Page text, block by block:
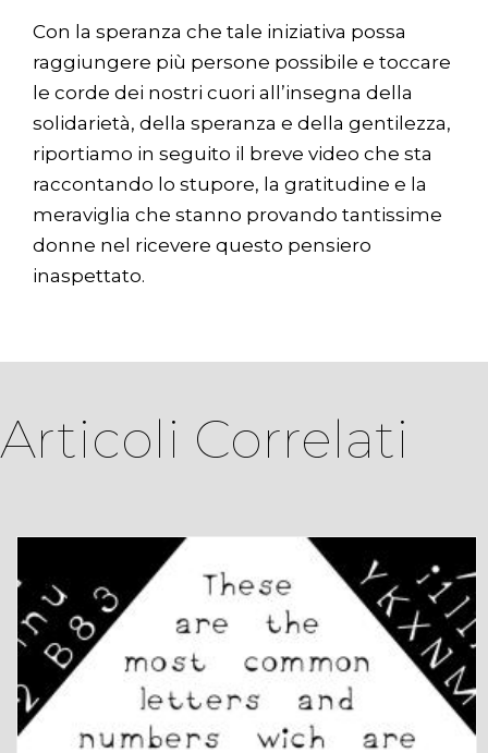
Con la speranza che tale iniziativa possa
raggiungere più persone possibile e toccare
le corde dei nostri cuori all’insegna della
solidarietà, della speranza e della gentilezza,
riportiamo in seguito il breve video che sta
raccontando lo stupore, la gratitudine e la
meraviglia che stanno provando tantissime
donne nel ricevere questo pensiero
inaspettato.
Articoli Correlati